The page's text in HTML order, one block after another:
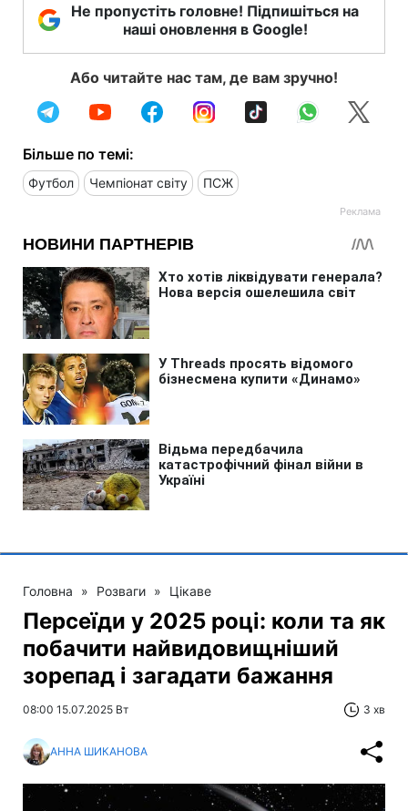
Не пропустіть головне! Підпишіться на
наші оновлення в Google!
Або читайте нас там, де вам зручно!
Більше по темі:
Футбол Чемпіонат світу ПСЖ
Головна » Розваги » Цікаве
Персеїди у 2025 році: коли та як
побачити найвидовищніший
зорепад і загадати бажання
08:00 15.07.2025 Вт 3 хв
АННА ШИКАНОВА